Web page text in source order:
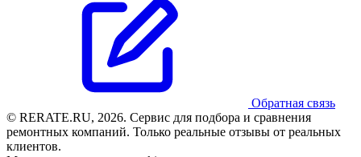
Обратная связь
© RERATE.RU, 2026. Сервис для подбора и сравнения
ремонтных компаний. Только реальные отзывы от реальных
клиентов.